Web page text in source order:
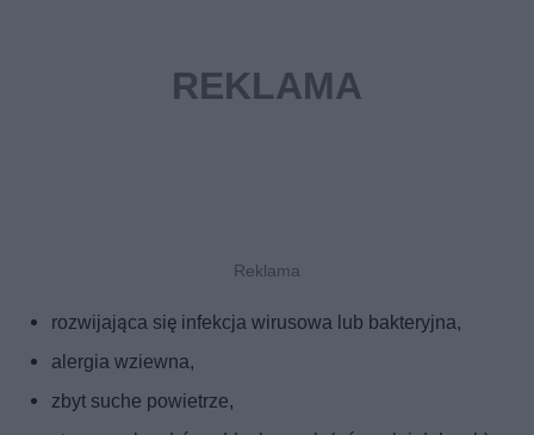
rozwijająca się infekcja wirusowa lub bakteryjna,
alergia wziewna,
zbyt suche powietrze,